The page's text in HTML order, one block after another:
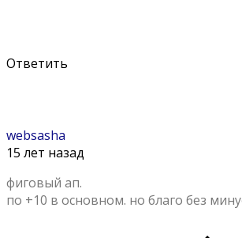
Ответить
websasha
15 лет назад
фиговый ап.
по +10 в основном. но благо без